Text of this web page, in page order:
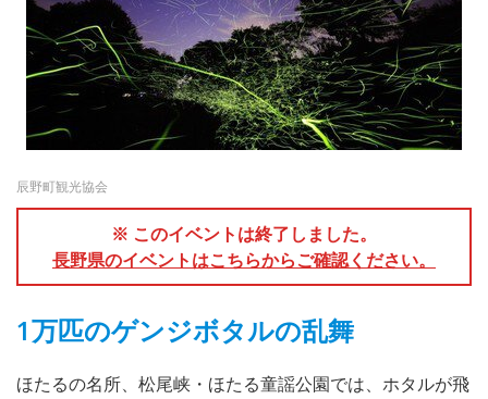
辰野町観光協会
※ このイベントは終了しました。
長野県のイベントはこちらからご確認ください。
1万匹のゲンジボタルの乱舞
ほたるの名所、松尾峡・ほたる童謡公園では、ホタルが飛